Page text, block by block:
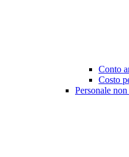
Conto
Costo
Personale